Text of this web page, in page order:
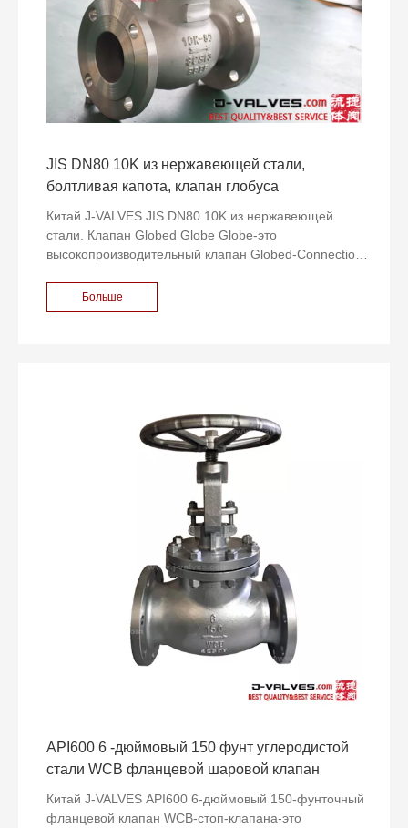
JIS DN80 10K из нержавеющей стали,
болтливая капота, клапан глобуса
Китай J-VALVES JIS DN80 10K из нержавеющей
стали. Клапан Globed Globe Globe-это
высокопроизводительный клапан Globed-Connection
удовлетворения требований управления в системах
промышленной жидкости. Этот клапан, построенный
запечатывания и удобную подготовку, что делает его
широко используемым в таких отраслях, как нефть,
природная газа, химическая инженерия и очистка
Больше
API600 6 -дюймовый 150 фунт углеродистой
стали WCB фланцевой шаровой клапан
Китай J-VALVES API600 6-дюймовый 150-фунточный
фланцевой клапан WCB-стоп-клапана-это